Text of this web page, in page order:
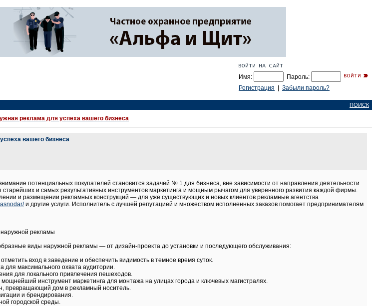
Имя:
Пароль:
Регистрация
Забыли пароль?
ПОИСК
реклама для успеха вашего бизнеса
вашего бизнеса
потенциальных покупателей становится задачей № 1 для бизнеса, вне зависимости от направления деятельности
и самых результативных инструментов маркетинга и мощным рычагом для уверенного развития каждой фирмы.
и размещении рекламных конструкций — для уже существующих и новых клиентов рекламные агентства
и другие услуги. Исполнитель с лучшей репутацией и множеством исполненных заказов помогает предпринимателям
наружной рекламы
виды наружной рекламы — от дизайн-проекта до установки и последующего обслуживания:
вход в заведение и обеспечить видимость в темное время суток.
максимального охвата аудитории.
для локального привлечения пешеходов.
инструмент маркетинга для монтажа на улицах города и ключевых магистралях.
превращающий дом в рекламный носитель.
и брендирования.
городской среды.